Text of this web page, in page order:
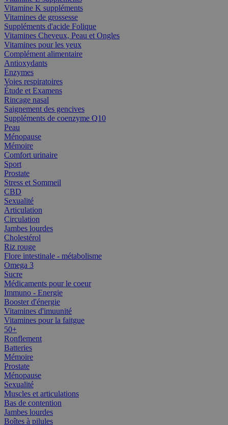
Vitamine K suppléments
Vitamines de grossesse
Suppléments d'acide Folique
Vitamines Cheveux, Peau et Ongles
Vitamines pour les yeux
Complément alimentaire
Antioxydants
Enzymes
Voies respiratoires
Étude et Examens
Rincage nasal
Saignement des gencives
Suppléments de coenzyme Q10
Peau
Ménopause
Mémoire
Comfort urinaire
Sport
Prostate
Stress et Sommeil
CBD
Sexualité
Articulation
Circulation
Jambes lourdes
Cholestérol
Riz rouge
Flore intestinale - métabolisme
Omega 3
Sucre
Médicaments pour le coeur
Immuno - Energie
Booster d'énergie
Vitamines d'imuunité
Vitamines pour la faitgue
50+
Ronflement
Batteries
Mémoire
Prostate
Ménopause
Sexualité
Muscles et articulations
Bas de contention
Jambes lourdes
Boîtes à pilules